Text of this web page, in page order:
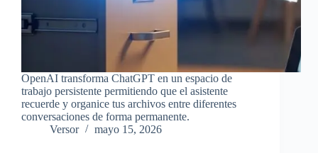
OpenAI transforma ChatGPT en un espacio de
trabajo persistente permitiendo que el asistente
recuerde y organice tus archivos entre diferentes
conversaciones de forma permanente.
Versor
mayo 15, 2026